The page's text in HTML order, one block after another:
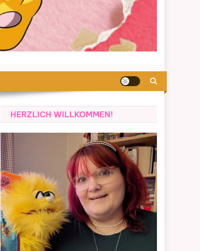
HERZLICH WILLKOMMEN!